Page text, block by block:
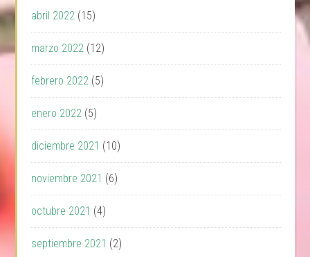
abril 2022 (15)
marzo 2022 (12)
febrero 2022 (5)
enero 2022 (5)
diciembre 2021 (10)
noviembre 2021 (6)
octubre 2021 (4)
septiembre 2021 (2)